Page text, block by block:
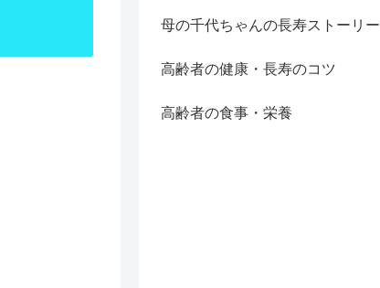
母の千代ちゃんの長寿ストーリー
高齢者の健康・長寿のコツ
高齢者の食事・栄養